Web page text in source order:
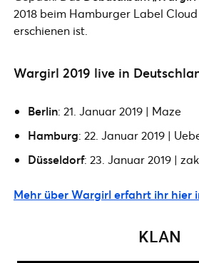
2018 beim Hamburger Label
erschienen ist.
Wargirl 2019 live in
Berlin: 21. Januar 2019 | Maze
Hamburg: 22. Januar 2019 |
Düsseldorf: 23. Januar 2019 |
Mehr über Wargirl erfahrt ihr hier
KLAN